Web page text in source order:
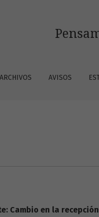
ARCHIVOS AVISOS
Cambio en la